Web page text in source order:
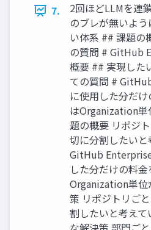
7.
2回ほどLLMを連
のブレが無いよ
い体系 ## 課題
の質問 # GitHub
概要 ## 実現した
ての質問 #
に使用した分だ
はOrganization単
題の概要 リポジ
切に分割したい
GitHub
した分だけの料
Organization単位
策 リポジトリご
割したいと考え